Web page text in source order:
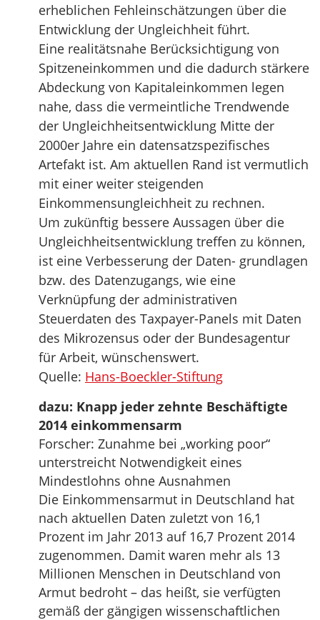
erheblichen Fehleinschätzungen über die
Entwicklung der Ungleichheit führt.
Eine realitätsnahe Berücksichtigung von
Spitzeneinkommen und die dadurch stärkere
Abdeckung von Kapitaleinkommen legen
nahe, dass die vermeintliche Trendwende
der Ungleichheitsentwicklung Mitte der
2000er Jahre ein datensatzspezifisches
Artefakt ist. Am aktuellen Rand ist vermutlich
mit einer weiter steigenden
Einkommensungleichheit zu rechnen.
Um zukünftig bessere Aussagen über die
Ungleichheitsentwicklung treffen zu können,
ist eine Verbesserung der Daten- grundlagen
bzw. des Datenzugangs, wie eine
Verknüpfung der administrativen
Steuerdaten des Taxpayer-Panels mit Daten
des Mikrozensus oder der Bundesagentur
für Arbeit, wünschenswert.
Quelle: Hans-Boeckler-Stiftung
dazu: Knapp jeder zehnte Beschäftigte
2014 einkommensarm
Forscher: Zunahme bei „working poor“
unterstreicht Notwendigkeit eines
Mindestlohns ohne Ausnahmen
Die Einkommensarmut in Deutschland hat
nach aktuellen Daten zuletzt von 16,1
Prozent im Jahr 2013 auf 16,7 Prozent 2014
zugenommen. Damit waren mehr als 13
Millionen Menschen in Deutschland von
Armut bedroht – das heißt, sie verfügten
gemäß der gängigen wissenschaftlichen